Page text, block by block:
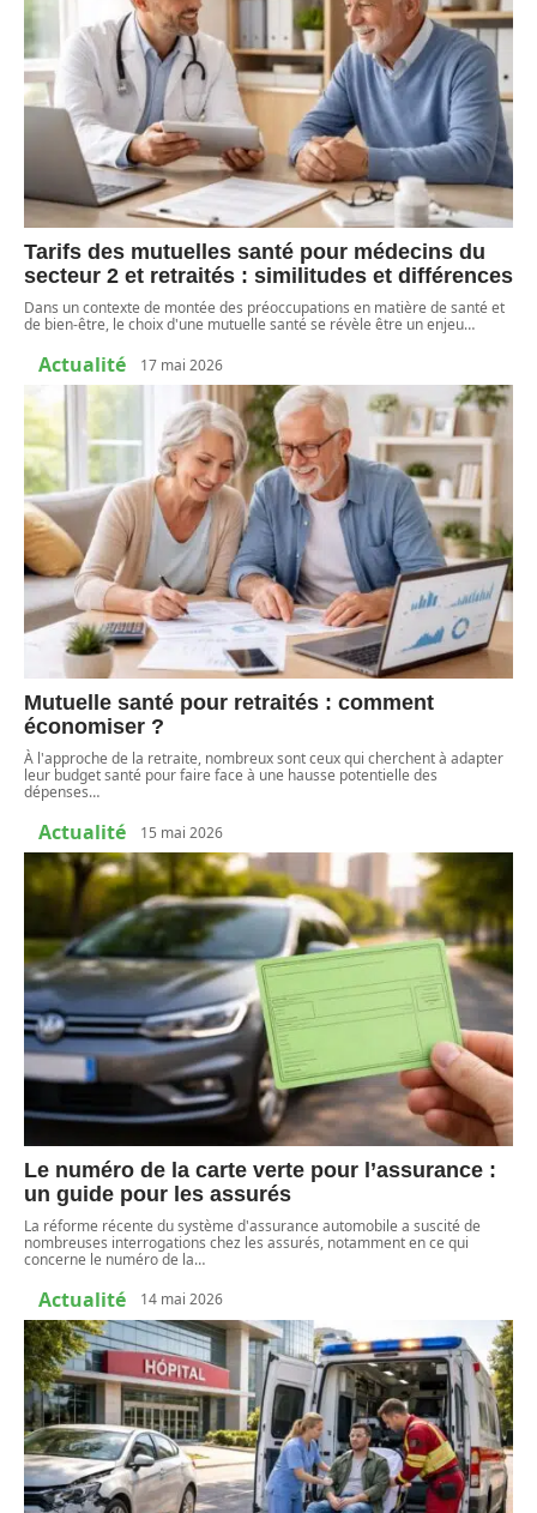
Tarifs des mutuelles santé pour médecins du
secteur 2 et retraités : similitudes et différences
Dans un contexte de montée des préoccupations en matière de santé et
de bien-être, le choix d'une mutuelle santé se révèle être un enjeu…
Actualité 17 mai 2026
Mutuelle santé pour retraités : comment
économiser ?
À l'approche de la retraite, nombreux sont ceux qui cherchent à adapter
leur budget santé pour faire face à une hausse potentielle des
dépenses…
Actualité 15 mai 2026
Le numéro de la carte verte pour l’assurance :
un guide pour les assurés
La réforme récente du système d'assurance automobile a suscité de
nombreuses interrogations chez les assurés, notamment en ce qui
concerne le numéro de la…
Actualité 14 mai 2026